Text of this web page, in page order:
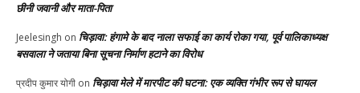
छीनी जवानी और माता-पिता
Jeelesingh on चिड़ावा: हंगामे के बाद नाला सफाई का कार्य रोका गया, पूर्व पालिकाध्यक्ष
बसवाला ने जताया बिना सूचना निर्माण हटाने का विरोध
प्रदीप कुमार योगी on चिड़ावा मेले में मारपीट की घटना: एक व्यक्ति गंभीर रूप से घायल